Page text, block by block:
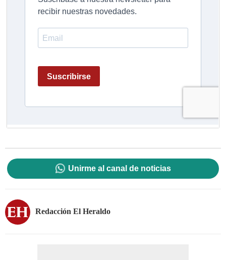
Unirme al canal de noticias
Redacción El Heraldo